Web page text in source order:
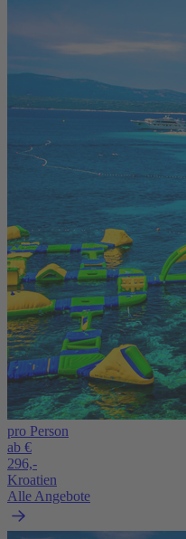
pro Person
ab €
296,-
Kroatien
Alle Angebote